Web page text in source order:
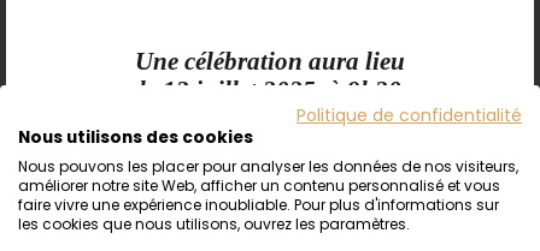
Une célébration aura lieu
le 13 juillet 2025, à 9h30
à l’église St-Michel de Mistassini
MERCI AUX PARENTS ET AMIS(ES)
QUI S’UNIRONT À NOUS POUR CETTE
CÉLÉBRATION.
Politique de confidentialité
Nous utilisons des cookies
Nous pouvons les placer pour analyser les données de nos visiteurs,
améliorer notre site Web, afficher un contenu personnalisé et vous
faire vivre une expérience inoubliable. Pour plus d'informations sur
les cookies que nous utilisons, ouvrez les paramètres.